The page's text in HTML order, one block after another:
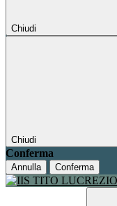
Chiudi
Chiudi
Conferma
Annulla Conferma